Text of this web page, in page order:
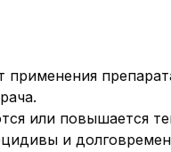
или повышается
и